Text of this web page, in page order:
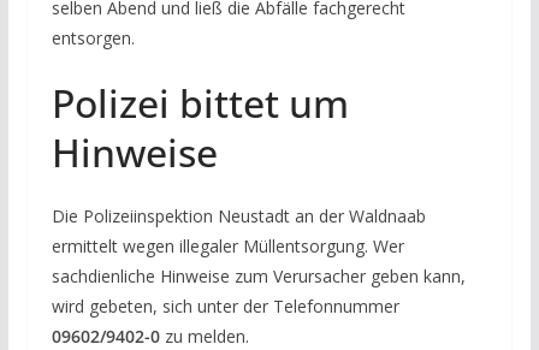
selben Abend und ließ die Abfälle fachgerecht
entsorgen.
Polizei bittet um
Hinweise
Die Polizeiinspektion Neustadt an der Waldnaab
ermittelt wegen illegaler Müllentsorgung. Wer
sachdienliche Hinweise zum Verursacher geben kann,
wird gebeten, sich unter der Telefonnummer
09602/9402-0zu melden.